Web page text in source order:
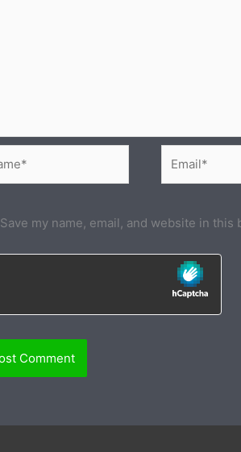
Save my name, email, and website in